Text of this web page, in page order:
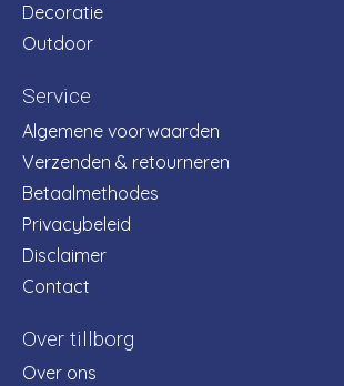
Decoratie
Outdoor
Service
Algemene voorwaarden
Verzenden & retourneren
Betaalmethodes
Privacybeleid
Disclaimer
Contact
Over tillborg
Over ons